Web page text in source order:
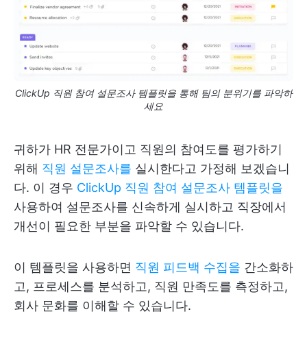
ClickUp 직원 참여 설문조사 템플릿을 통해 팀의 분위기를 파악하
세요
귀하가 HR 전문가이고 직원의 참여도를 평가하기
위해 직원 설문조사를 실시한다고 가정해 보겠습니
다. 이 경우 ClickUp 직원 참여 설문조사 템플릿을
사용하여 설문조사를 신속하게 실시하고 직장에서
개선이 필요한 부분을 파악할 수 있습니다.
이 템플릿을 사용하면 직원 피드백 수집을 간소화하
고, 프로세스를 분석하고, 직원 만족도를 측정하고,
회사 문화를 이해할 수 있습니다.